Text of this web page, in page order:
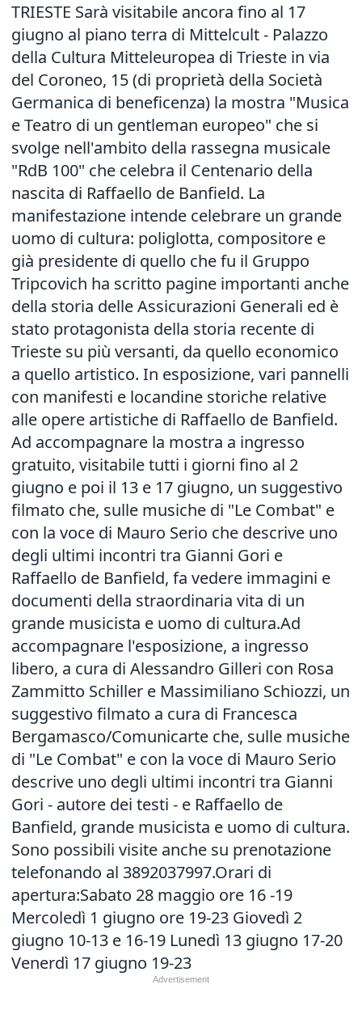
TRIESTE Sarà visitabile ancora fino al 17
giugno al piano terra di Mittelcult - Palazzo
della Cultura Mitteleuropea di Trieste in via
del Coroneo, 15 (di proprietà della Società
Germanica di beneficenza) la mostra "Musica
e Teatro di un gentleman europeo" che si
svolge nell'ambito della rassegna musicale
"RdB 100" che celebra il Centenario della
nascita di Raffaello de Banfield. La
manifestazione intende celebrare un grande
uomo di cultura: poliglotta, compositore e
già presidente di quello che fu il Gruppo
Tripcovich ha scritto pagine importanti anche
della storia delle Assicurazioni Generali ed è
stato protagonista della storia recente di
Trieste su più versanti, da quello economico
a quello artistico. In esposizione, vari pannelli
con manifesti e locandine storiche relative
alle opere artistiche di Raffaello de Banfield.
Ad accompagnare la mostra a ingresso
gratuito, visitabile tutti i giorni fino al 2
giugno e poi il 13 e 17 giugno, un suggestivo
filmato che, sulle musiche di "Le Combat" e
con la voce di Mauro Serio che descrive uno
degli ultimi incontri tra Gianni Gori e
Raffaello de Banfield, fa vedere immagini e
documenti della straordinaria vita di un
grande musicista e uomo di cultura.Ad
accompagnare l'esposizione, a ingresso
libero, a cura di Alessandro Gilleri con Rosa
Zammitto Schiller e Massimiliano Schiozzi, un
suggestivo filmato a cura di Francesca
Bergamasco/Comunicarte che, sulle musiche
di "Le Combat" e con la voce di Mauro Serio
descrive uno degli ultimi incontri tra Gianni
Gori - autore dei testi - e Raffaello de
Banfield, grande musicista e uomo di cultura.
Sono possibili visite anche su prenotazione
telefonando al 3892037997.Orari di
apertura:Sabato 28 maggio ore 16 -19
Mercoledì 1 giugno ore 19-23 Giovedì 2
giugno 10-13 e 16-19 Lunedì 13 giugno 17-20
Venerdì 17 giugno 19-23